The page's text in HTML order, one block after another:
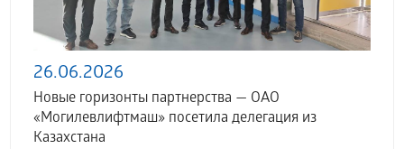
26.06.2026
Новые горизонты партнерства — ОАО
«Могилевлифтмаш» посетила делегация из
Казахстана